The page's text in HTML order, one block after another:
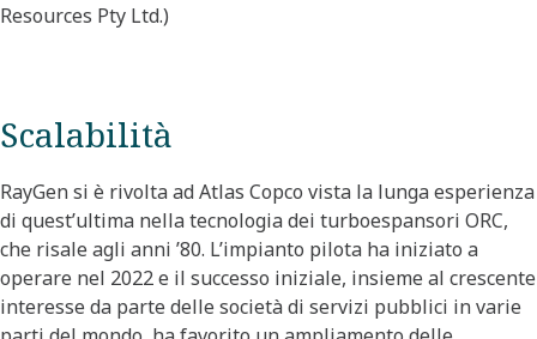
Resources Pty Ltd.)
Scalabilità
RayGen si è rivolta ad Atlas Copco vista la lunga esperienza
di quest’ultima nella tecnologia dei turboespansori ORC,
che risale agli anni ’80. L’impianto pilota ha iniziato a
operare nel 2022 e il successo iniziale, insieme al crescente
interesse da parte delle società di servizi pubblici in varie